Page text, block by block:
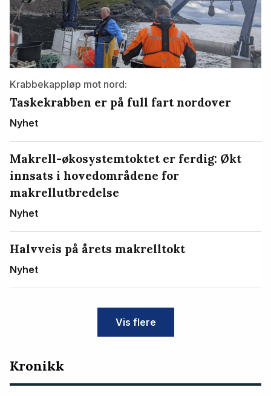
Krabbekappløp mot nord:
Taskekrabben er på full fart nordover
Nyhet
Makrell-økosystemtoktet er ferdig: Økt
innsats i hovedområdene for
makrellutbredelse
Nyhet
Halvveis på årets makrelltokt
Nyhet
Vis flere
Kronikk